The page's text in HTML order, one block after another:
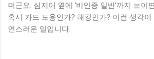
더군요. 심지어 옆에 ‘비인증 일반’까지 보이
혹시 카드 도용인가? 해킹인가? 이런 생각
연스러운 일입니다.